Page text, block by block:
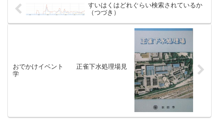
すいはくはどれぐらい検索されているか
（つづき）
おでかけイベント 正雀下水処理場見
学